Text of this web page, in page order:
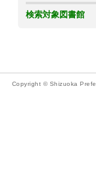
検索対象図書館
Copyright © Shizuoka